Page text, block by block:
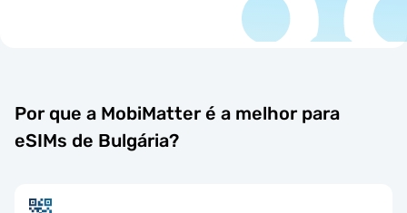
Por que a MobiMatter é a melhor para
eSIMs de Bulgária?